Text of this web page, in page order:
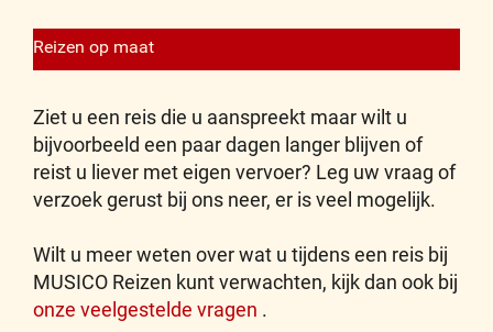
Reizen op maat
Ziet u een reis die u aanspreekt maar wilt u
bijvoorbeeld een paar dagen langer blijven of
reist u liever met eigen vervoer? Leg uw vraag of
verzoek gerust bij ons neer, er is veel mogelijk.
Wilt u meer weten over wat u tijdens een reis bij
MUSICO Reizen kunt verwachten, kijk dan ook bij
onze veelgestelde vragen .